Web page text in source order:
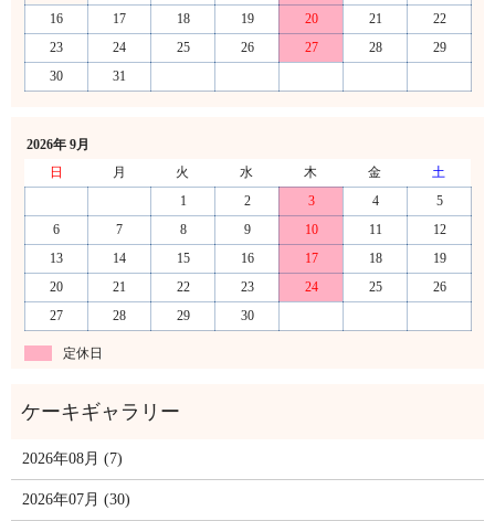
16
17 18 19 20 21
22
23
24 25 26 27 28
29
30
31
2026年 9月
日
月 火 水 木 金
土
1
2 3 4
5
6
7 8 9 10 11
12
13
14 15 16 17 18
19
20
21 22 23 24 25
26
27
28 29 30
定休日
2026年08月 (7)
2026年07月 (30)